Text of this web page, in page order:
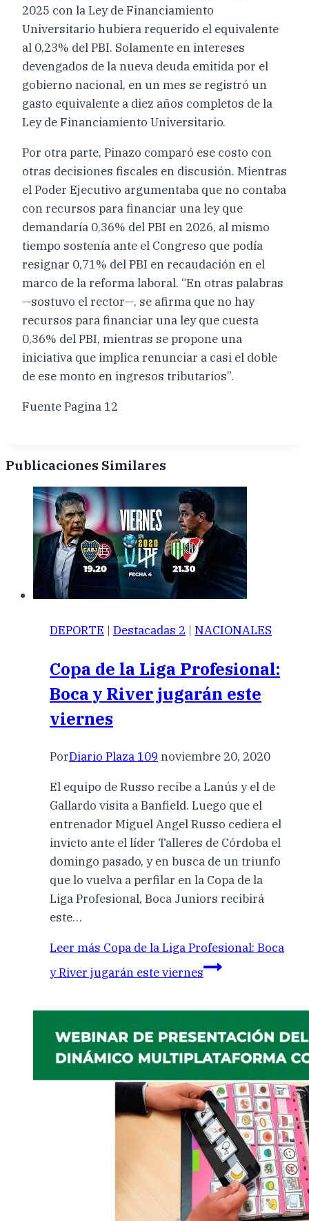
2025 con la Ley de Financiamiento
Universitario hubiera requerido el equivalente
al 0,23% del PBI. Solamente en intereses
devengados de la nueva deuda emitida por el
gobierno nacional, en un mes se registró un
gasto equivalente a diez años completos de la
Ley de Financiamiento Universitario.
Por otra parte, Pinazo comparó ese costo con
otras decisiones fiscales en discusión. Mientras
el Poder Ejecutivo argumentaba que no contaba
con recursos para financiar una ley que
demandaría 0,36% del PBI en 2026, al mismo
tiempo sostenía ante el Congreso que podía
resignar 0,71% del PBI en recaudación en el
marco de la reforma laboral. “En otras palabras
—sostuvo el rector—, se afirma que no hay
recursos para financiar una ley que cuesta
0,36% del PBI, mientras se propone una
iniciativa que implica renunciar a casi el doble
de ese monto en ingresos tributarios”.
Fuente Pagina 12
Publicaciones Similares
DEPORTE | Destacadas 2 | NACIONALES
Copa de la Liga Profesional:
Boca y River jugarán este
viernes
PorDiario Plaza 109 noviembre 20, 2020
El equipo de Russo recibe a Lanús y el de
Gallardo visita a Banfield. Luego que el
entrenador Miguel Angel Russo cediera el
invicto ante el líder Talleres de Córdoba el
domingo pasado, y en busca de un triunfo
que lo vuelva a perfilar en la Copa de la
Liga Profesional, Boca Juniors recibirá
este…
Leer más Copa de la Liga Profesional: Boca
y River jugarán este viernes